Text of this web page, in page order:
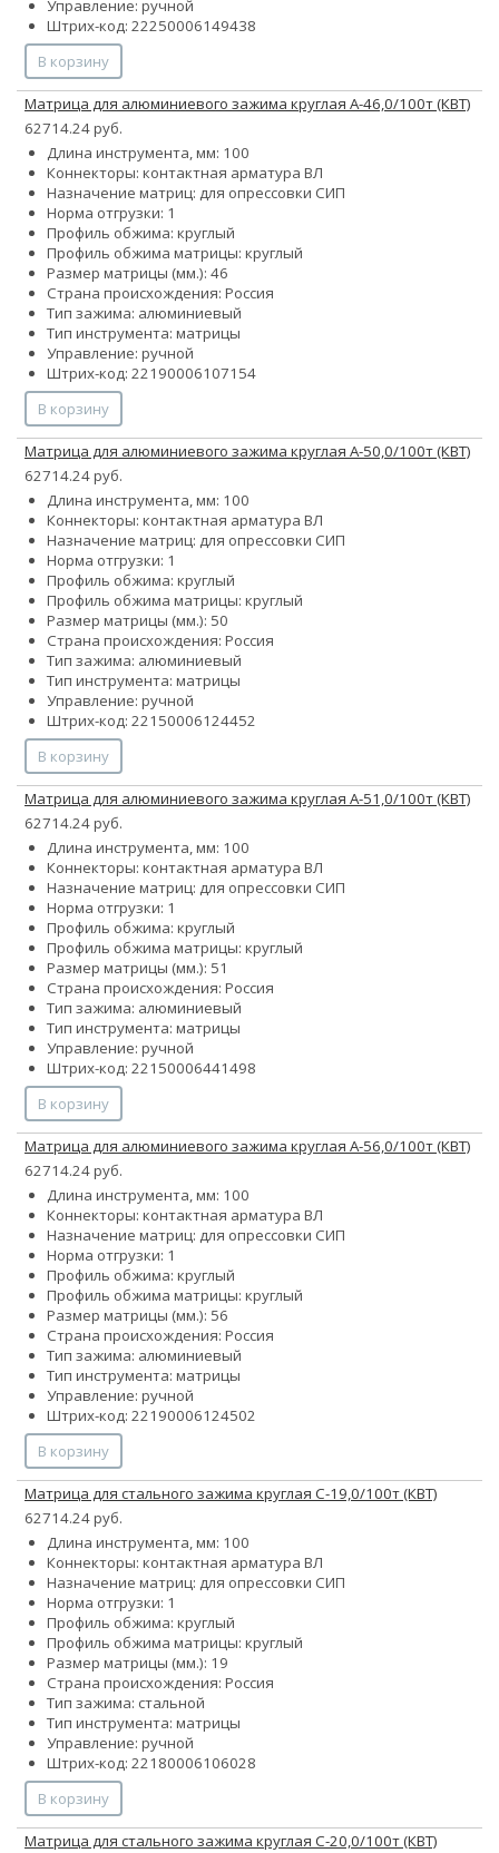
Управление: ручной
Штрих-код: 22250006149438
В корзину
Матрица для алюминиевого зажима круглая А-46,0/100т (КВТ)
62714.24 руб.
Длина инструмента, мм: 100
Коннекторы: контактная арматура ВЛ
Назначение матриц: для опрессовки СИП
Норма отгрузки: 1
Профиль обжима: круглый
Профиль обжима матрицы: круглый
Размер матрицы (мм.): 46
Страна происхождения: Россия
Тип зажима: алюминиевый
Тип инструмента: матрицы
Управление: ручной
Штрих-код: 22190006107154
В корзину
Матрица для алюминиевого зажима круглая А-50,0/100т (КВТ)
62714.24 руб.
Длина инструмента, мм: 100
Коннекторы: контактная арматура ВЛ
Назначение матриц: для опрессовки СИП
Норма отгрузки: 1
Профиль обжима: круглый
Профиль обжима матрицы: круглый
Размер матрицы (мм.): 50
Страна происхождения: Россия
Тип зажима: алюминиевый
Тип инструмента: матрицы
Управление: ручной
Штрих-код: 22150006124452
В корзину
Матрица для алюминиевого зажима круглая А-51,0/100т (КВТ)
62714.24 руб.
Длина инструмента, мм: 100
Коннекторы: контактная арматура ВЛ
Назначение матриц: для опрессовки СИП
Норма отгрузки: 1
Профиль обжима: круглый
Профиль обжима матрицы: круглый
Размер матрицы (мм.): 51
Страна происхождения: Россия
Тип зажима: алюминиевый
Тип инструмента: матрицы
Управление: ручной
Штрих-код: 22150006441498
В корзину
Матрица для алюминиевого зажима круглая А-56,0/100т (КВТ)
62714.24 руб.
Длина инструмента, мм: 100
Коннекторы: контактная арматура ВЛ
Назначение матриц: для опрессовки СИП
Норма отгрузки: 1
Профиль обжима: круглый
Профиль обжима матрицы: круглый
Размер матрицы (мм.): 56
Страна происхождения: Россия
Тип зажима: алюминиевый
Тип инструмента: матрицы
Управление: ручной
Штрих-код: 22190006124502
В корзину
Матрица для стального зажима круглая С-19,0/100т (КВТ)
62714.24 руб.
Длина инструмента, мм: 100
Коннекторы: контактная арматура ВЛ
Назначение матриц: для опрессовки СИП
Норма отгрузки: 1
Профиль обжима: круглый
Профиль обжима матрицы: круглый
Размер матрицы (мм.): 19
Страна происхождения: Россия
Тип зажима: стальной
Тип инструмента: матрицы
Управление: ручной
Штрих-код: 22180006106028
В корзину
Матрица для стального зажима круглая С-20,0/100т (КВТ)